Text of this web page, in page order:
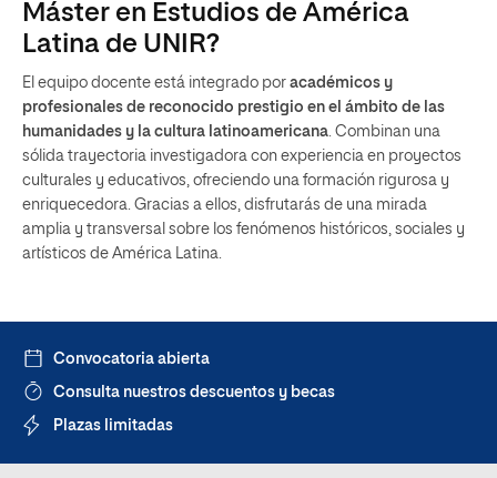
Máster en Estudios de América
Latina de UNIR?
El equipo docente está integrado por académicos y
profesionales de reconocido prestigio en el ámbito de las
humanidades y la cultura latinoamericana. Combinan una
sólida trayectoria investigadora con experiencia en proyectos
culturales y educativos, ofreciendo una formación rigurosa y
enriquecedora. Gracias a ellos, disfrutarás de una mirada
amplia y transversal sobre los fenómenos históricos, sociales y
artísticos de América Latina.
Convocatoria abierta
Consulta nuestros descuentos y becas
Plazas limitadas